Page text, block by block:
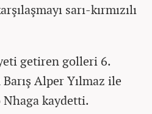
sarı-kırmızılı
getiren golleri 6.
Alper Yılmaz ile
Nhaga kaydetti.